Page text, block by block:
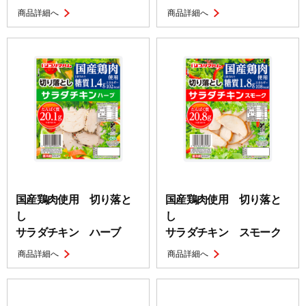
商品詳細へ 商品詳細へ
国産鶏肉使用 切り落と
し
サラダチキン ハーブ
商品詳細へ
国産鶏肉使用 切り落と
し
サラダチキン スモーク
商品詳細へ